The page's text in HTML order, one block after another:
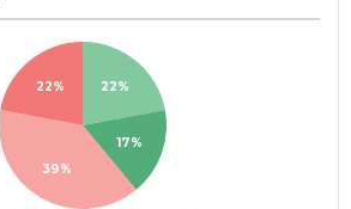
22%
17%
39%
22%